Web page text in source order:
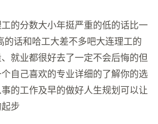
的分数大小年挺严重的低的话比一
的话和哈工大差不多吧大连理工的
就业都很好去了一定不会后悔的但
自己喜欢的专业详细的了解你的选
的工作及早的做好人生规划可以让
步